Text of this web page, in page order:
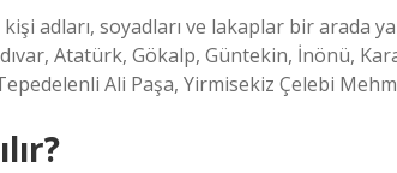
adları, soyadları ve lakaplar bir arada
Atatürk, Gökalp, Güntekin, İnönü,
Ali Paşa, Yirmisekiz Çelebi